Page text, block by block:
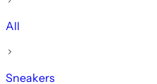
All
Sneakers